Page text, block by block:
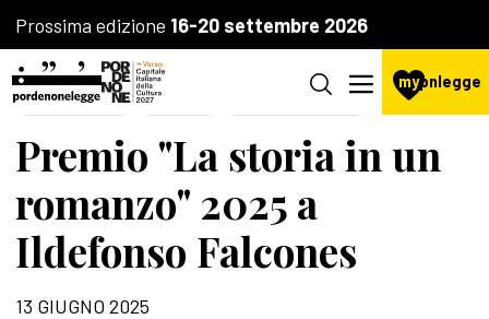
Prossima edizione 16-20 settembre 2026
mypnlegge
IL FESTIVAL
Premio "La storia in un
romanzo" 2025 a
Ildefonso Falcones
13 GIUGNO 2025